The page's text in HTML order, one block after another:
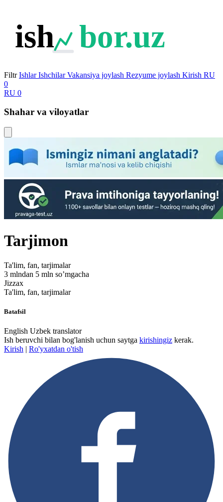
ish bor.uz
Filtr Ishlar Ishchilar Vakansiya joylash Rezyume joylash Kirish RU
0
RU 0
Shahar va viloyatlar
Tarjimon
Ta'lim, fan, tarjimalar
3 mlndan 5 mln so’mgacha
Jizzax
Ta'lim, fan, tarjimalar
Batafsil
English Uzbek translator
Ish beruvchi bilan bog'lanish uchun saytga kirishingiz kerak.
Kirish | Ro'yxatdan o'tish